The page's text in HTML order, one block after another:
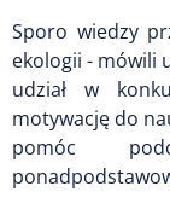
Sporo wiedzy
ekologii - mówili
udział w
motywację do
pomóc